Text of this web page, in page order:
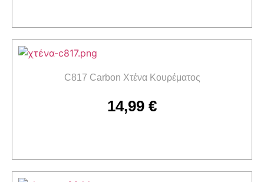
C817 Carbon Χτένα Κουρέματος
14,99 €